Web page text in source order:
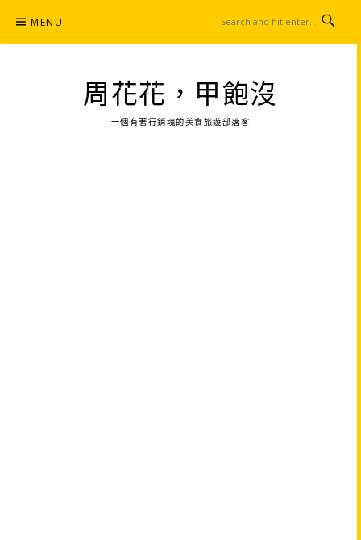
content
MENU
周花花，甲飽沒
一個有著行銷魂的美食旅遊部落客